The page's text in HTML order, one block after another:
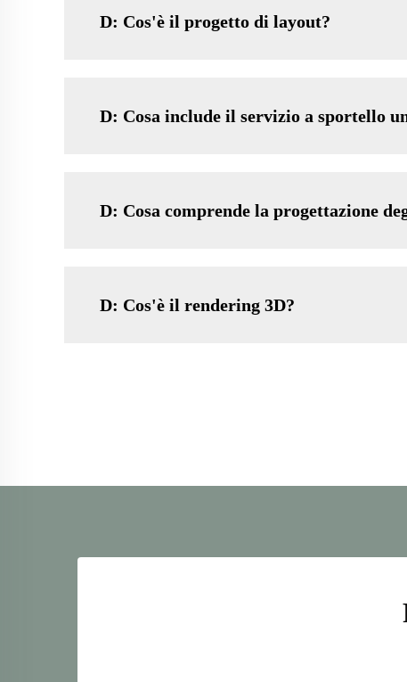
D: Cos'è il progetto di layout?
D: Cosa include il servizio a sportello
D: Cosa comprende la progettazione
D: Cos'è il rendering 3D?